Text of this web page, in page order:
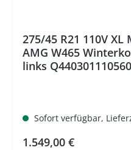
275/45 R21 110V XL
AMG W465
links Q440301110560
Sofort verfügbar,
Regulärer Preis:
1.549,00 €